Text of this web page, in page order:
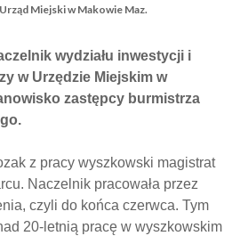
Miejski w Makowie Maz.
wydziału inwestycji i
w Urzędzie Miejskim w
zastępcy burmistrza
z pracy wyszkowski magistrat
Naczelnik pracowała przez
czyli do końca czerwca. Tym
20-letnią pracę w wyszkowskim